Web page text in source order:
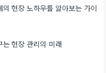
현장 노하우를 알아보는 가이
현장 관리의 미래